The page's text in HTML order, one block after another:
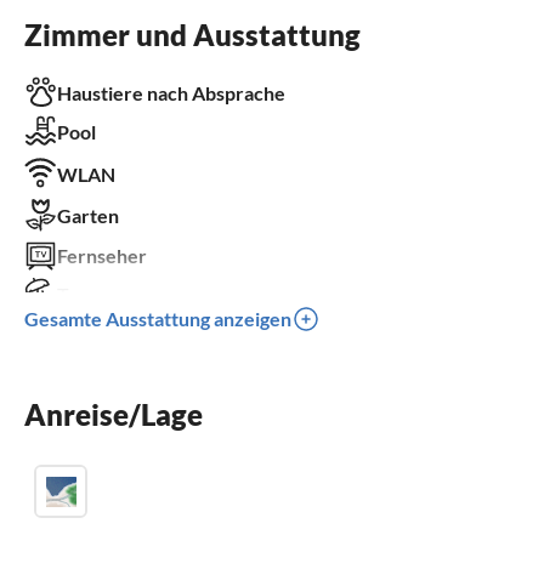
Zimmer und Ausstattung
Haustiere nach Absprache
Pool
WLAN
Garten
Fernseher
Spülmaschine
Kamin
Gesamte Ausstattung anzeigen
Anreise/Lage